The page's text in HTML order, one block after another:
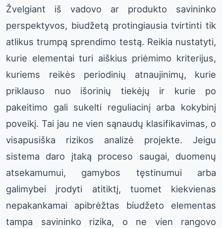
Žvelgiant iš vadovo ar produkto savininko
perspektyvos, biudžetą protingiausia tvirtinti tik
atlikus trumpą sprendimo testą. Reikia nustatyti,
kurie elementai turi aiškius priėmimo kriterijus,
kuriems reikės periodinių atnaujinimų, kurie
priklauso nuo išorinių tiekėjų ir kurie po
pakeitimo gali sukelti reguliacinį arba kokybinį
poveikį. Tai jau ne vien sąnaudų klasifikavimas, o
visapusiška rizikos analizė projekte. Jeigu
sistema daro įtaką proceso saugai, duomenų
atsekamumui, gamybos tęstinumui arba
galimybei įrodyti atitiktį, tuomet kiekvienas
nepakankamai apibrėžtas biudžeto elementas
tampa savininko rizika, o ne vien rangovo